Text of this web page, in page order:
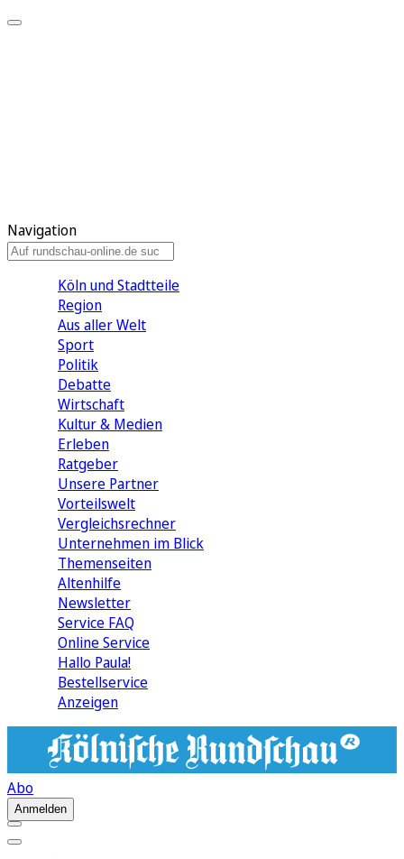
Navigation
Köln und Stadtteile
Region
Aus aller Welt
Sport
Politik
Debatte
Wirtschaft
Kultur & Medien
Erleben
Ratgeber
Unsere Partner
Vorteilswelt
Vergleichsrechner
Unternehmen im Blick
Themenseiten
Altenhilfe
Newsletter
Service FAQ
Online Service
Hallo Paula!
Bestellservice
Anzeigen
Abo
Anmelden